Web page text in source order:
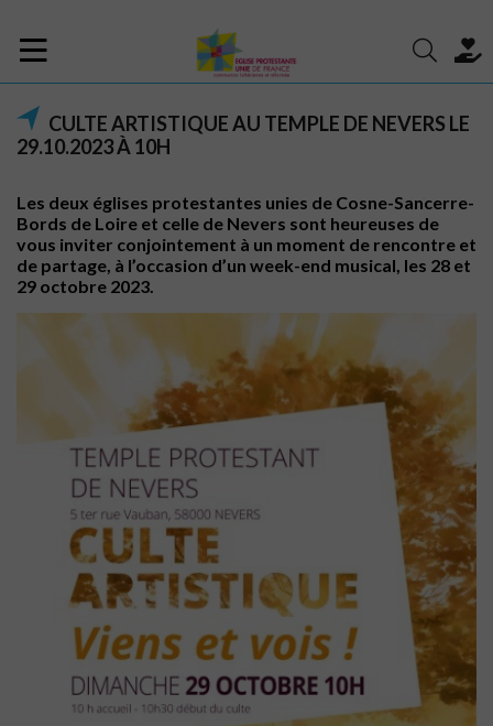
CULTE ARTISTIQUE AU TEMPLE DE NEVERS LE
29.10.2023 À 10H
Les deux églises protestantes unies de Cosne-Sancerre-
Bords de Loire et celle de Nevers sont heureuses de
vous inviter conjointement à un moment de rencontre et
de partage, à l’occasion d’un week-end musical, les 28 et
29 octobre 2023.